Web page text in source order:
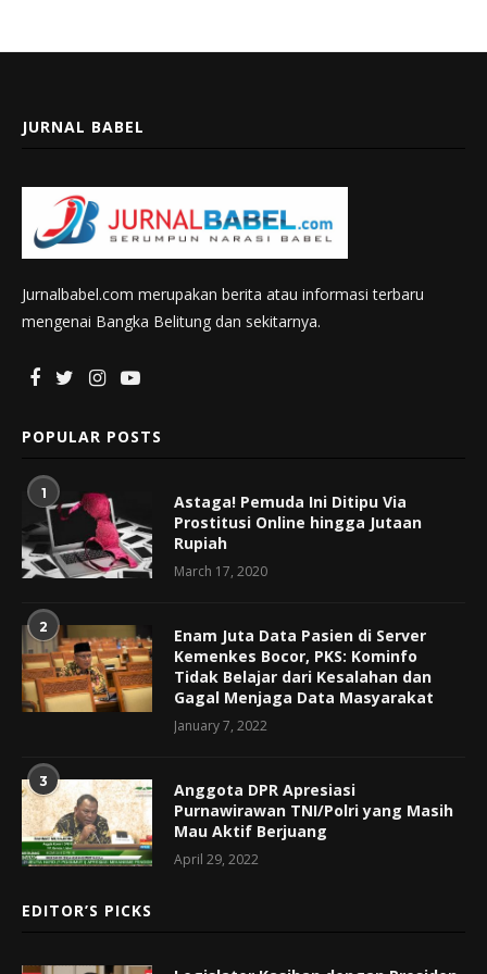
JURNAL BABEL
Jurnalbabel.com merupakan berita atau informasi terbaru
mengenai Bangka Belitung dan sekitarnya.
POPULAR POSTS
1
Astaga! Pemuda Ini Ditipu Via
Prostitusi Online hingga Jutaan
Rupiah
March 17, 2020
2
Enam Juta Data Pasien di Server
Kemenkes Bocor, PKS: Kominfo
Tidak Belajar dari Kesalahan dan
Gagal Menjaga Data Masyarakat
January 7, 2022
3
Anggota DPR Apresiasi
Purnawirawan TNI/Polri yang Masih
Mau Aktif Berjuang
April 29, 2022
EDITOR’S PICKS